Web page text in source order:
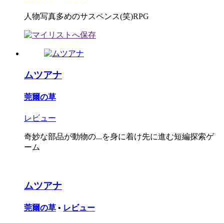
人物写真多めのサスペンス(笑)RPG
ムツアナ
莞爾の草
レビュー
奇妙な部品が動物の...を身に着け先に進む短編探索ゲ
ーム
ムツアナ
莞爾の草 • レビュー